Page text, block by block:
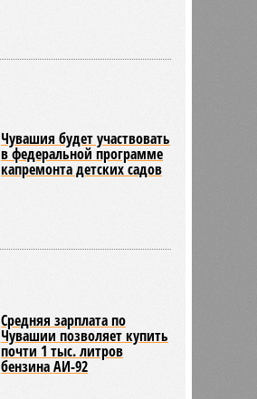
Чувашия будет участвовать
в федеральной программе
капремонта детских садов
Средняя зарплата по
Чувашии позволяет купить
почти 1 тыс. литров
бензина АИ-92